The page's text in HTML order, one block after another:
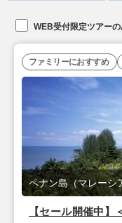
WEB受付限定ツアー
【セール開催中
ペナン島（マレーシ
ファミリーにおすすめ